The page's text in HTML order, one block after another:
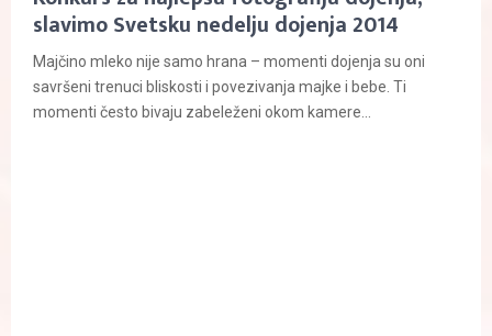
slavimo Svetsku nedelju dojenja 2014
Majčino mleko nije samo hrana – momenti dojenja su oni
savršeni trenuci bliskosti i povezivanja majke i bebe. Ti
momenti često bivaju zabeleženi okom kamere...